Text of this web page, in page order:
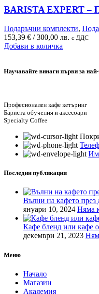
BARISTA EXPERT –
Подаръчни комплекти,
153,39 € / 300,00 лв. с ДДС
Добави в количка
Научавайте винаги първи за
Професионален кафе кетъринг
Бариста обучения и аксесоари
Specialty Coffee
Последни публикации
Вълни на кафето през
януари 10, 2024 Няма
Кафе бленд или кафе
декември 21, 2023
Меню
Начало
Магазин
Академия